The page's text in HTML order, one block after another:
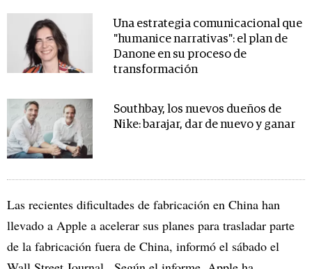
Una estrategia comunicacional que
"humanice narrativas": el plan de
Danone en su proceso de
transformación
Southbay, los nuevos dueños de
Nike: barajar, dar de nuevo y ganar
Las recientes dificultades de fabricación en China han
llevado a Apple a acelerar sus planes para trasladar parte
de la fabricación fuera de China, informó el sábado el